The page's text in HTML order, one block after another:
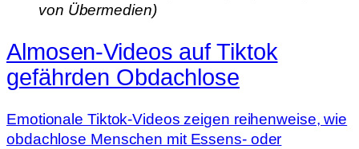
von Übermedien)
Almosen-Videos auf Tiktok
gefährden Obdachlose
Emotionale Tiktok-Videos zeigen reihenweise, wie
obdachlose Menschen mit Essens- oder